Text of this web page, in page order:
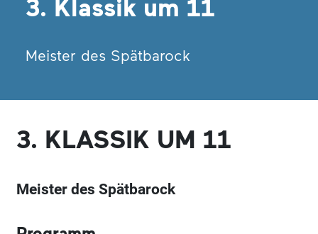
3. Klassik um 11
Meister des Spätbarock
3. KLASSIK UM 11
Meister des Spätbarock